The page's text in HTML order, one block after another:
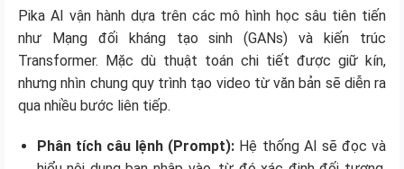
Pika AI vận hành dựa trên các mô hình học sâu tiên tiến
như Mạng đối kháng tạo sinh (GANs) và kiến trúc
Transformer. Mặc dù thuật toán chi tiết được giữ kín,
nhưng nhìn chung quy trình tạo video từ văn bản sẽ diễn ra
qua nhiều bước liên tiếp.
Phân tích câu lệnh (Prompt): Hệ thống AI sẽ đọc và